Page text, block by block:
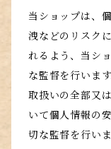
当ショップは、
洩などのリスク
れるよう、当シ
な監督を行いま
取扱いの全部又
いて個人情報の
切な監督を行いま